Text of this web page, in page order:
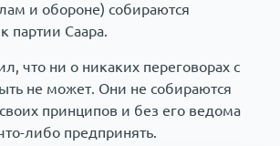
и обороне) собираются
партии Саара.
что ни о никаких переговорах с
не может. Они не собираются
принципов и без его ведома
либо предпринять.